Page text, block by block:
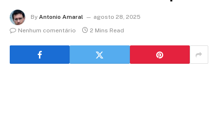
By Antonio Amaral
agosto 28, 2025
Nenhum comentário
2 Mins Read